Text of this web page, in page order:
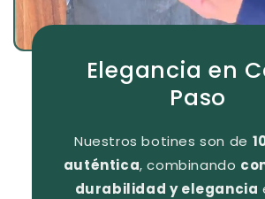
Elegancia en
Paso
Nuestros botines son de
auténtica, combinando
durabilidad y elegancia